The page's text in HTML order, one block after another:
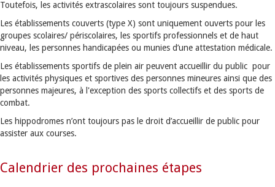
Toutefois, les activités extrascolaires sont toujours suspendues.
Les établissements couverts (type X) sont uniquement ouverts pour les
groupes scolaires/ périscolaires, les sportifs professionnels et de haut
niveau, les personnes handicapées ou munies d’une attestation médicale.
Les établissements sportifs de plein air peuvent accueillir du public pour
les activités physiques et sportives des personnes mineures ainsi que des
personnes majeures, à l'exception des sports collectifs et des sports de
combat.
Les hippodromes n’ont toujours pas le droit d’accueillir de public pour
assister aux courses.
Calendrier des prochaines étapes